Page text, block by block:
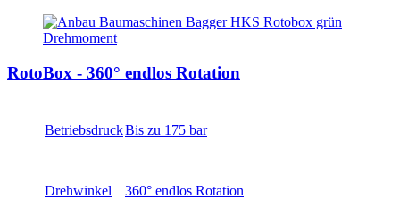
RotoBox - 360° endlos Rotation
BetriebsdruckBis zu 175 bar
Drehwinkel 360° endlos Rotation